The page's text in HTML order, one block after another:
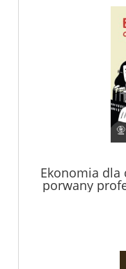
Ekonomia dla
porwany